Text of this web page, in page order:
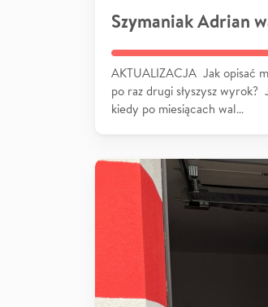
AKTUALIZACJA Jak opisać
po raz drugi słyszysz wyrok?
kiedy po miesiącach wal…